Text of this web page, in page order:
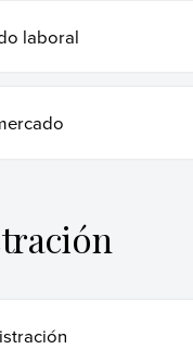
laboral